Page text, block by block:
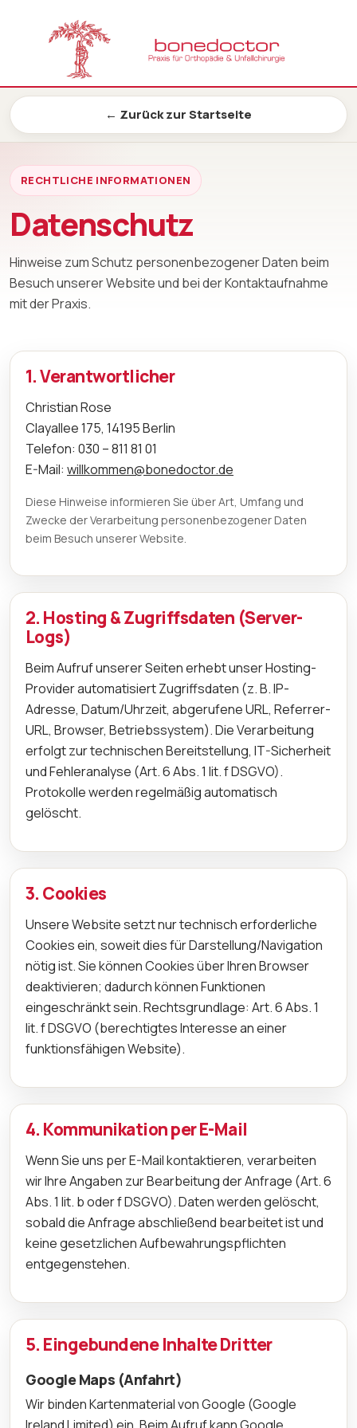
← Zurück zur Startseite
RECHTLICHE INFORMATIONEN
Datenschutz
Hinweise zum Schutz personenbezogener Daten beim
Besuch unserer Website und bei der Kontaktaufnahme
mit der Praxis.
1. Verantwortlicher
Christian Rose
Clayallee 175, 14195 Berlin
Telefon: 030 – 811 81 01
E-Mail: willkommen@bonedoctor.de
Diese Hinweise informieren Sie über Art, Umfang und
Zwecke der Verarbeitung personenbezogener Daten
beim Besuch unserer Website.
2. Hosting & Zugriffsdaten (Server-
Logs)
Beim Aufruf unserer Seiten erhebt unser Hosting-
Provider automatisiert Zugriffsdaten (z. B. IP-
Adresse, Datum/Uhrzeit, abgerufene URL, Referrer-
URL, Browser, Betriebssystem). Die Verarbeitung
erfolgt zur technischen Bereitstellung, IT-Sicherheit
und Fehleranalyse (Art. 6 Abs. 1 lit. f DSGVO).
Protokolle werden regelmäßig automatisch
gelöscht.
3. Cookies
Unsere Website setzt nur technisch erforderliche
Cookies ein, soweit dies für Darstellung/Navigation
nötig ist. Sie können Cookies über Ihren Browser
deaktivieren; dadurch können Funktionen
eingeschränkt sein. Rechtsgrundlage: Art. 6 Abs. 1
lit. f DSGVO (berechtigtes Interesse an einer
funktionsfähigen Website).
4. Kommunikation per E-Mail
Wenn Sie uns per E-Mail kontaktieren, verarbeiten
wir Ihre Angaben zur Bearbeitung der Anfrage (Art. 6
Abs. 1 lit. b oder f DSGVO). Daten werden gelöscht,
sobald die Anfrage abschließend bearbeitet ist und
keine gesetzlichen Aufbewahrungspflichten
entgegenstehen.
5. Eingebundene Inhalte Dritter
Google Maps (Anfahrt)
Wir binden Kartenmaterial von Google (Google